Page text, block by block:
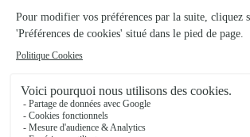
Offrir des roses pour la
quelles couleurs, nombres,
Comment envoyer un
anonymement ?